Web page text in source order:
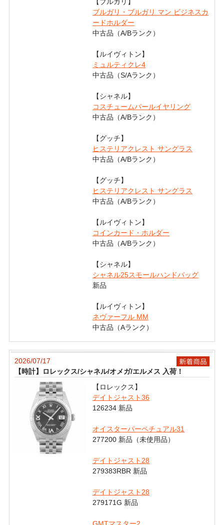
【ブルガリ】
ブルガリ・ブルガリ マン ビジネスカ
ードホルダー
中古品（A/Bランク）
【ルイヴィトン】
ミュルティクレ4
中古品（S/Aランク）
【シャネル】
コスチュームパールイヤリング
中古品（A/Bランク）
【グッチ】
ヒステリアクレスト サングラス
中古品（A/Bランク）
【グッチ】
ヒステリアクレスト サングラス
中古品（A/Bランク）
【ルイヴィトン】
コインカード・ホルダー
中古品（A/Bランク）
【シャネル】
シャネル25スモールハンドバッグ
新品
【ルイヴィトン】
ネヴァーフル MM
中古品（Aランク）
2026/07/17
【時計】ロレックス/シャネル/オメガ/エルメス 入荷！
【ロレックス】
デイトジャスト36
126234 新品
オイスターパーペチュアル31
277200 新品（未使用品）
デイトジャスト28
279383RBR 新品
デイトジャスト28
279171G 新品